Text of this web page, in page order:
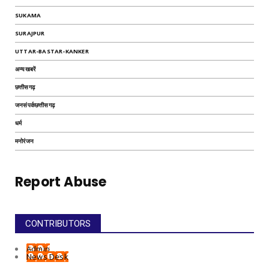
SUKAMA
SURAJPUR
UTTAR-BASTAR-KANKER
अन्यखबरें
छत्तीसगढ़
जनसंपर्कछत्तीसगढ़
धर्म
मनोरंजन
Report Abuse
CONTRIBUTORS
Admin
News Desk